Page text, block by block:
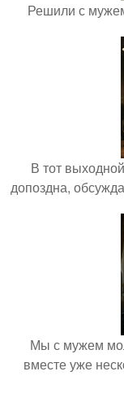
Решили с
В тот
допоздна,
Мы с мужем
вместе уже